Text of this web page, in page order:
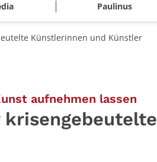
Paulinus
Künstlerinnen und Künstler
aufnehmen lassen